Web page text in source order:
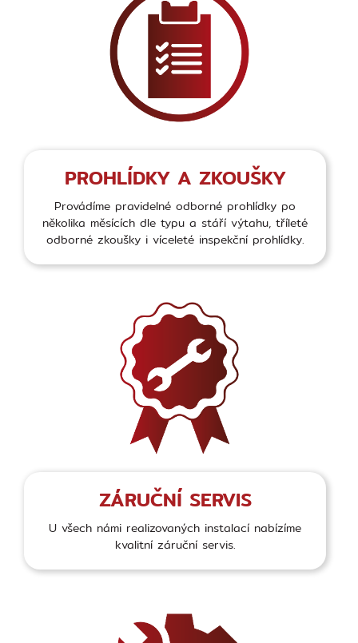
PROHLÍDKY A ZKOUŠKY
Provádíme pravidelné odborné prohlídky po
několika měsících dle typu a stáří výtahu, tříleté
odborné zkoušky i víceleté inspekční prohlídky.
ZÁRUČNÍ SERVIS
U všech námi realizovaných instalací nabízíme
kvalitní záruční servis.